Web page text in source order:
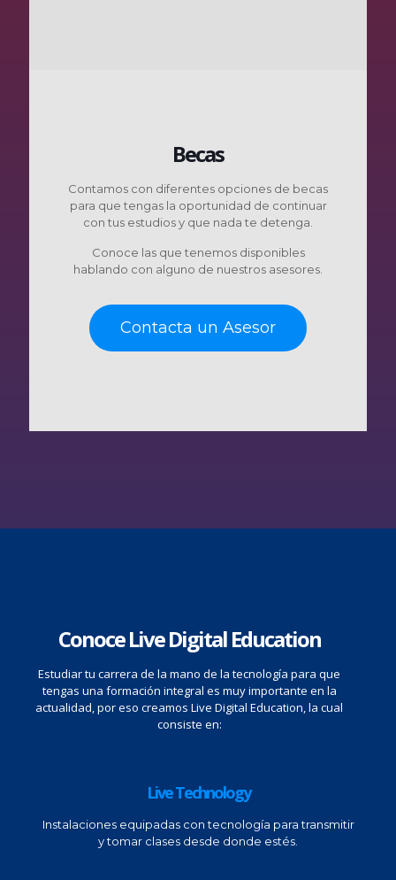
Becas
Contamos con diferentes opciones de becas
para que tengas la oportunidad de continuar
con tus estudios y que nada te detenga.
Conoce las que tenemos disponibles
hablando con alguno de nuestros asesores.
Contacta un Asesor
Conoce Live Digital Education
Estudiar tu carrera de la mano de la tecnología para que
tengas una formación integral es muy importante en la
actualidad, por eso creamos Live Digital Education, la cual
consiste en:
Live Technology
Instalaciones equipadas con tecnología para transmitir
y tomar clases desde donde estés.